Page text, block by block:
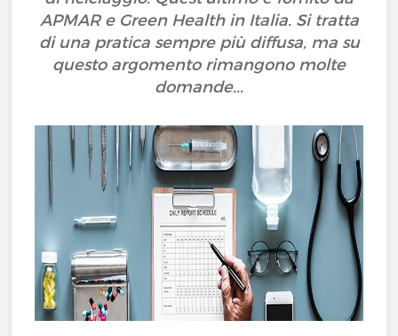
APMAR e Green Health in Italia. Si tratta
di una pratica sempre più diffusa, ma su
questo argomento rimangono molte
domande...